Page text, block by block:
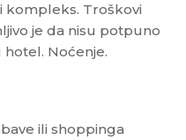
kompleks. Troškovi
je da nisu potpuno
hotel. Noćenje.
ili shoppinga